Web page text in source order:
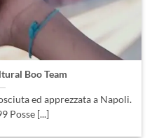
Boo Team
ed apprezzata a Napoli.
Posse [...]